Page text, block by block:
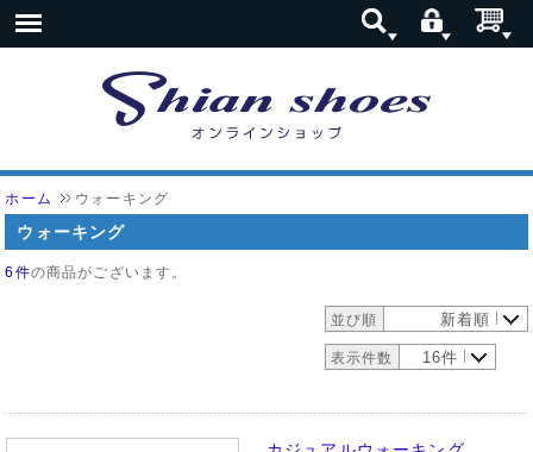
ホーム ウォーキング
ウォーキング
6件の商品がございます。
並び順 新着順
表示件数 16件